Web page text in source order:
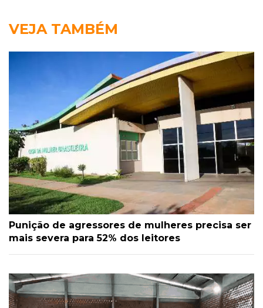
VEJA TAMBÉM
Punição de agressores de mulheres precisa ser
mais severa para 52% dos leitores